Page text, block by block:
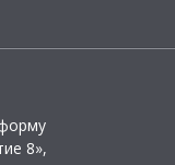
8»,